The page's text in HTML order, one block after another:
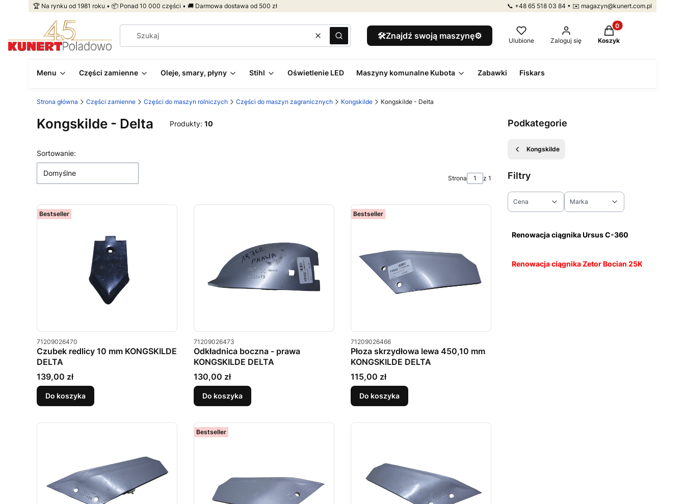
🏆 Na rynku od 1981 roku • 📦 Ponad 10 000 części • 🚚 Darmowa dostawa od 500 zł 📞 +48 65 518 03 84 • ✉️ magazyn@kunert.com.pl
WyczyśćSzukaj 🛠️Znajdź swoją maszynę⚙️ Ulubione Zaloguj się
Produkty w koszyku:
Koszyk
Menu Części zamienne Oleje, smary, płyny Stihl Oświetlenie LED Maszyny komunalne Kubota Zabawki Fiskars
Strona główna Części zamienne Części do maszyn rolniczych Części do maszyn zagranicznych Kongskilde Kongskilde - Delta
Kongskilde - Delta Produkty: 10
Lista produktów
Sortowanie:
Domyślne
Strona z 1
Bestseller
Kod produktu
71209026470
Czubek redlicy 10 mm KONGSKILDE
DELTA
Cena
139,00 zł
Do koszyka
Kod produktu
71209026473
Odkładnica boczna - prawa
KONGSKILDE DELTA
Cena
130,00 zł
Do koszyka
Bestseller
Kod produktu
71209026466
Płoza skrzydłowa lewa 450,10 mm
KONGSKILDE DELTA
Cena
115,00 zł
Do koszyka
Bestseller
Podkategorie
Kongskilde
Filtry
Cena Marka
Renowacja ciągnika Ursus C-360
Renowacja ciągnika Zetor Bocian 25K